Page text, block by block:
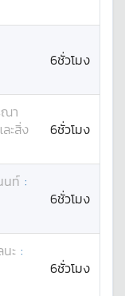
6ชั่วโมง
ณา
ะสิ่ง
6ชั่วโมง
นท์ :
6ชั่วโมง
ะ :
6ชั่วโมง